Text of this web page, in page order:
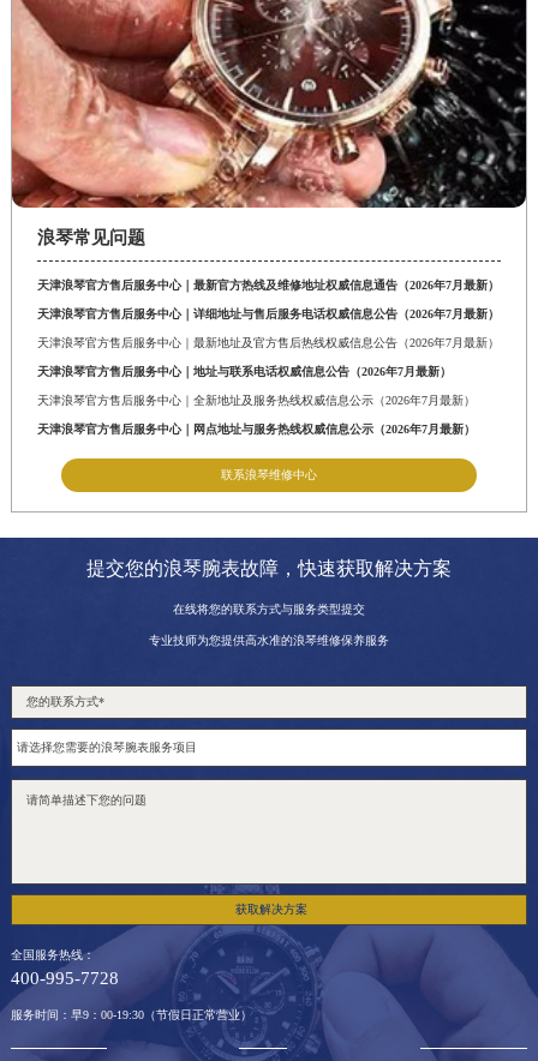
浪琴常见问题
天津浪琴官方售后服务中心｜最新官方热线及维修地址权威信息通告（2026年7月最新）
天津浪琴官方售后服务中心｜详细地址与售后服务电话权威信息公告（2026年7月最新）
天津浪琴官方售后服务中心｜最新地址及官方售后热线权威信息公告（2026年7月最新）
天津浪琴官方售后服务中心｜地址与联系电话权威信息公告（2026年7月最新）
天津浪琴官方售后服务中心｜全新地址及服务热线权威信息公示（2026年7月最新）
天津浪琴官方售后服务中心｜网点地址与服务热线权威信息公示（2026年7月最新）
联系浪琴维修中心
提交您的浪琴腕表故障，快速获取解决方案
在线将您的联系方式与服务类型提交
专业技师为您提供高水准的浪琴维修保养服务
获取解决方案
全国服务热线：
400-995-7728
服务时间：早9：00-19:30（节假日正常营业）